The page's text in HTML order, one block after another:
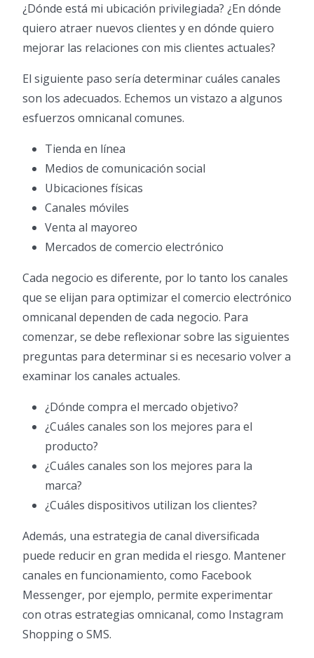
¿Dónde está mi ubicación privilegiada? ¿En dónde
quiero atraer nuevos clientes y en dónde quiero
mejorar las relaciones con mis clientes actuales?
El siguiente paso sería determinar cuáles canales
son los adecuados. Echemos un vistazo a algunos
esfuerzos omnicanal comunes.
Tienda en línea
Medios de comunicación social
Ubicaciones físicas
Canales móviles
Venta al mayoreo
Mercados de comercio electrónico
Cada negocio es diferente, por lo tanto los canales
que se elijan para optimizar el comercio electrónico
omnicanal dependen de cada negocio. Para
comenzar, se debe reflexionar sobre las siguientes
preguntas para determinar si es necesario volver a
examinar los canales actuales.
¿Dónde compra el mercado objetivo?
¿Cuáles canales son los mejores para el
producto?
¿Cuáles canales son los mejores para la
marca?
¿Cuáles dispositivos utilizan los clientes?
Además, una estrategia de canal diversificada
puede reducir en gran medida el riesgo. Mantener
canales en funcionamiento, como Facebook
Messenger, por ejemplo, permite experimentar
con otras estrategias omnicanal, como Instagram
Shopping o SMS.